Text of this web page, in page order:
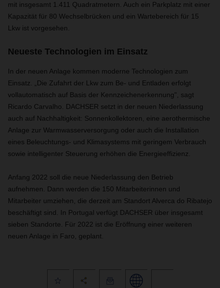
mit insgesamt 1.411 Quadratmetern. Auch ein Parkplatz mit einer
Kapazität für 80 Wechselbrücken und ein Wartebereich für 15
Lkw ist vorgesehen.
Neueste Technologien im Einsatz
In der neuen Anlage kommen moderne Technologien zum
Einsatz. „Die Zufahrt der Lkw zum Be- und Entladen erfolgt
vollautomatisch auf Basis der Kennzeichenerkennung", sagt
Ricardo Carvalho. DACHSER setzt in der neuen Niederlassung
auch auf Nachhaltigkeit: Sonnenkollektoren, eine aerothermische
Anlage zur Warmwasserversorgung oder auch die Installation
eines Beleuchtungs- und Klimasystems mit geringem Verbrauch
sowie intelligenter Steuerung erhöhen die Energieeffizienz.
Anfang 2022 soll die neue Niederlassung den Betrieb
aufnehmen. Dann werden die 150 Mitarbeiterinnen und
Mitarbeiter umziehen, die derzeit am Standort Alverca do Ribatejo
beschäftigt sind. In Portugal verfügt DACHSER über insgesamt
sieben Standorte. Für 2022 ist die Eröffnung einer weiteren
neuen Anlage in Faro, geplant.